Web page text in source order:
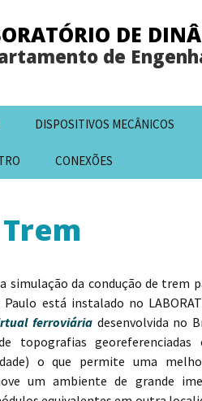
DE
de
DISPOSITIVOS MECÂNICOS
CONEXÕES
simulação da condução de trem
está instalado no
ferroviáriadesenvolvida no
topografias
o que permite uma
um ambiente de grande